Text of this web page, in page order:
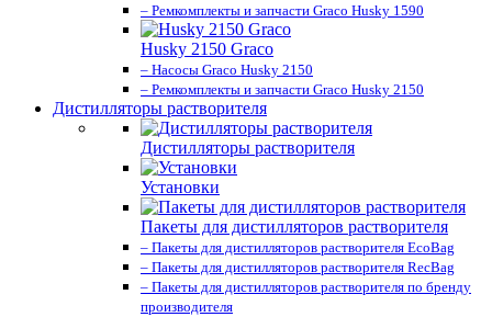
– Ремкомплекты и запчасти Graco Husky 1590
Husky 2150 Graco
– Насосы Graco Husky 2150
– Ремкомплекты и запчасти Graco Husky 2150
Дистилляторы растворителя
Дистилляторы растворителя
Установки
Пакеты для дистилляторов растворителя
– Пакеты для дистилляторов растворителя EcoBag
– Пакеты для дистилляторов растворителя RecBag
– Пакеты для дистилляторов растворителя по бренду
производителя